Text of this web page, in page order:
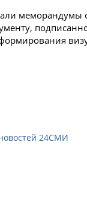
24СМИ